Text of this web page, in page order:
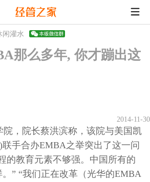
闲灌水
那么多年, 你才蹦出这
2014-11-30
，院长蔡洪滨称，该院与美国凯
手合办EMBA之举突出了这一问
的教育元素不够强。中国所有的
” “我们正在改革（光华的EMBA